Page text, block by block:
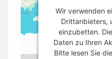
Wir verwenden
Drittanbieters,
einzubetten.
Daten zu Ihren
Bitte lesen Sie